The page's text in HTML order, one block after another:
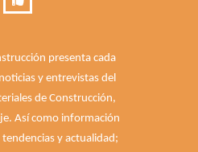
presenta cada
y entrevistas del
de Construcción,
Así como información
y actualidad;